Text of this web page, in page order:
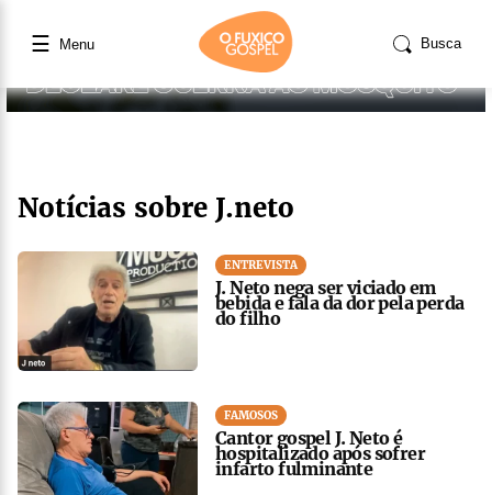
☰ Menu Busca
Notícias sobre J.neto
ENTREVISTA
J. Neto nega ser viciado em
bebida e fala da dor pela perda
do filho
FAMOSOS
Cantor gospel J. Neto é
hospitalizado após sofrer
infarto fulminante